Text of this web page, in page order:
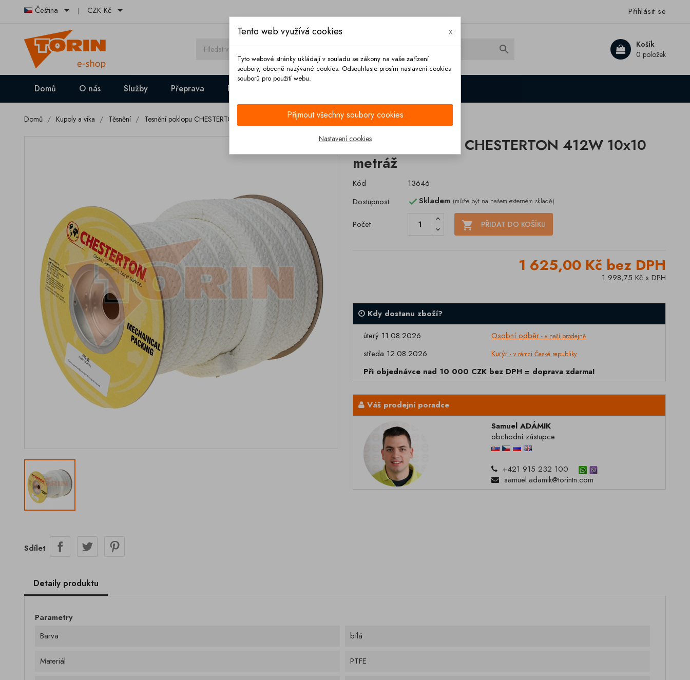
Čeština  CZK Kč  Přihlásit se
Košík
0 položek

Domů O nás Služby Přeprava Platba
Domů Kupoly a víka Těsnění Tesnění poklopu CHESTERTON 412W 10x10 metráž
Tesnění poklopu CHESTERTON 412W 10x10
metráž
Kód
13646
Dostupnost
Skladem (může být na našem externém skladě)
Počet  PŘIDAT DO KOŠÍKU
1 625,00 Kč bez DPH
1 998,75 Kč s DPH
Kdy dostanu zboží?
úterý 11.08.2026
Osobní odběr - v naší prodejně
středa 12.08.2026 Kurýr - v rámci České republiky
Při objednávce nad 10 000 CZK bez DPH = doprava zdarma!
Váš prodejní poradce
Samuel ADÁMIK
obchodní zástupce
+421 915 232 100
samuel.adamik@torintn.com
Sdílet
Detaily produktu
Parametry
Barva
bílá
Materiál PTFE
Tento web využívá cookies x
Tyto webové stránky ukládají v souladu se zákony na vaše zařízení
soubory, obecně nazývané cookies. Odsouhlaste prosím nastavení cookies
souborů pro použití webu.
Přijmout všechny soubory cookies
Nastavení cookies